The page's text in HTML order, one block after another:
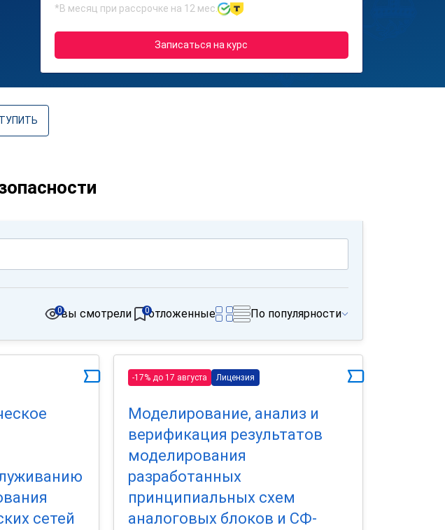
*В месяц при рассрочке на 12 мес.
Записаться на курс
вы смотрели
0 отложенные
0 По популярности
сетей
-17% до 17 августа Лицензия
Моделирование, анализ и
верификация результатов
моделирования
разработанных
принципиальных схем
аналоговых блоков и СФ-